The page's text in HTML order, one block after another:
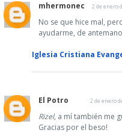
mhermonec 2 de enero
No se que hice mal,
ayudarme, de
Iglesia Cristiana
El Potro 2 de enero
Rizel, a mí también me
Gracias por el beso!